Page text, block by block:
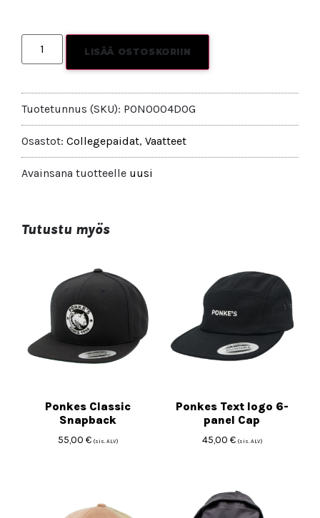
LISÄÄ OSTOSKORIIN
Tuotetunnus (SKU): PON0004DOG
Osastot: Collegepaidat, Vaatteet
Avainsana tuotteelle uusi
Tutustu myös
Ponkes Classic
Snapback
55,00€ (sis. ALV)
Ponkes Text logo 6-
panel Cap
45,00 € (sis. ALV)